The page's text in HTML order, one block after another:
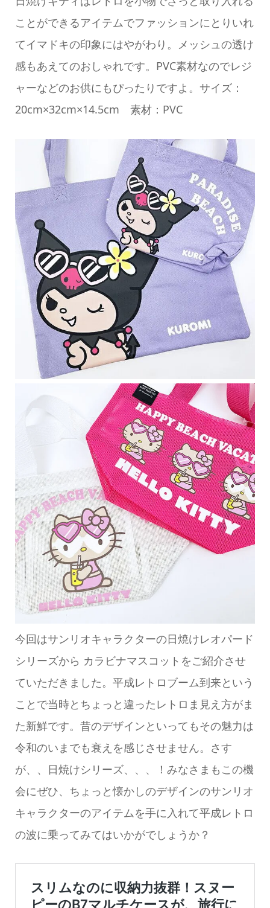
ことができるアイテムでファッションにとりいれ
てイマドキの印象にはやがわり。メッシュの透け
感もあえてのおしゃれです。PVC素材なのでレジ
ャーなどのお供にもぴったりですよ。サイズ：
20cm×32cm×14.5cm 素材：PVC
今回はサンリオキャラクターの日焼けレオパード
シリーズから カラビナマスコットをご紹介させ
ていただきました。平成レトロブーム到来という
ことで当時とちょっと違ったレトロま見え方がま
た新鮮です。昔のデザインといってもその魅力は
令和のいまでも衰えを感じさせません。さす
が、、日焼けシリーズ、、、！みなさまもこの機
会にぜひ、ちょっと懐かしのデザインのサンリオ
キャラクターのアイテムを手に入れて平成レトロ
の波に乗ってみてはいかがでしょうか？